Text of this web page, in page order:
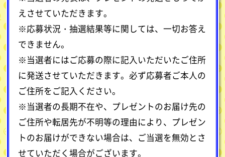
えさせていただきます。
※応募状況・抽選結果等に関しては、一切お答え
できません。
※当選者にはご応募の際に記入いただいたご住所
に発送させていただきます。必ず応募者ご本人の
ご住所をご記入ください。
※当選者の長期不在や、プレゼントのお届け先の
ご住所や転居先が不明等の理由により、プレゼン
トのお届けができない場合は、ご当選を無効とさ
せていただく場合がございます。